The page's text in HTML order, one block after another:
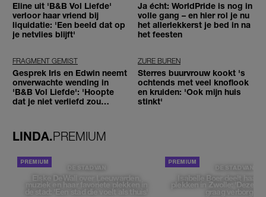
Eline uit 'B&B Vol Liefde'
verloor haar vriend bij
liquidatie: 'Een beeld dat op
je netvlies blijft'
Ja écht: WorldPride is nog in
volle gang – en hier rol je nu
het allerlekkerst je bed in na
het feesten
FRAGMENT GEMIST
Gesprek Iris en Edwin neemt
onverwachte wending in
'B&B Vol Liefde': 'Hoopte
dat je niet verliefd zou
ZURE BUREN
Sterres buurvrouw kookt 's
ochtends met veel knoflook
en kruiden: 'Ook mijn huis
stinkt'
LINDA.PREMIUM
DE STAD VAN
Elske DeWall over Leeuwarden,
muziek en haar favoriete plekken in
de stad: 'Een stad die voelt als thuis'
DE STAD VAN
Isabelle Boer deelt haar
plekken in Zwolle: 'Deze
graag verborgen'